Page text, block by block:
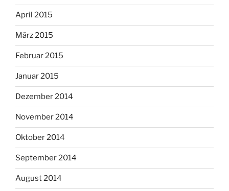
April 2015
März 2015
Februar 2015
Januar 2015
Dezember 2014
November 2014
Oktober 2014
September 2014
August 2014